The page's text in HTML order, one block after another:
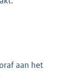
aan het